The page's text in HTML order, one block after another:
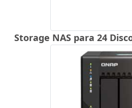
Storage NAS para 24